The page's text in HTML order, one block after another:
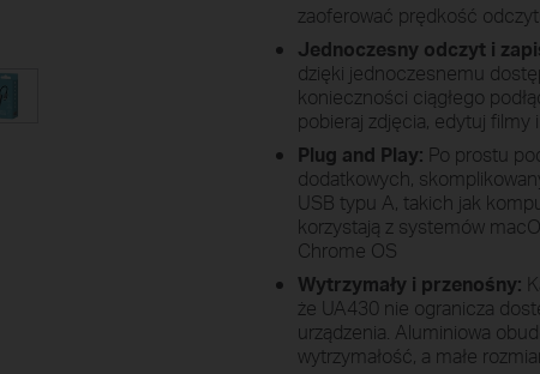
zaoferować prędkość
Jednoczesny odczyt i
dzięki jednoczesnemu
konieczności ciągłego
pobieraj zdjęcia, edytuj filmy
Plug and Play: Po prostu
dodatkowych,
USB typu A, takich jak
korzystają z systemów
Chrome OS
Wytrzymały i przenośny:
że UA430 nie ogranicza
urządzenia. Aluminiowa
wytrzymałość, a małe